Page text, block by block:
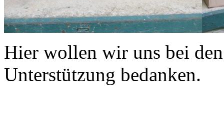
Hier wollen wir uns bei
Unterstützung bedanken.